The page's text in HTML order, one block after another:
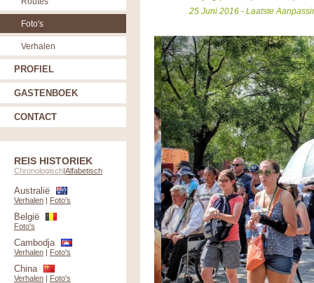
25 Juni 2016 - Laatste
Foto's
Verhalen
PROFIEL
GASTENBOEK
CONTACT
REIS HISTORIEK
Chronologisch|Alfabetisch
Australië
Verhalen | Foto's
België
Foto's
Cambodja
Verhalen | Foto's
China
Verhalen | Foto's